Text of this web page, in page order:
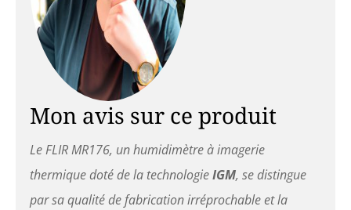
Mon avis sur ce produit
Le FLIR MR176, un humidimètre à imagerie
thermique doté de la technologieIGM, se distingue
par sa qualité de fabrication irréprochable et la